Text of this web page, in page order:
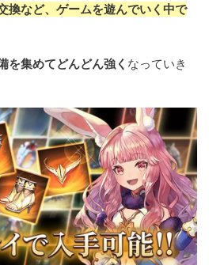
換など、ゲームを遊んでいく中で
を集めてどんどん強く なっていき